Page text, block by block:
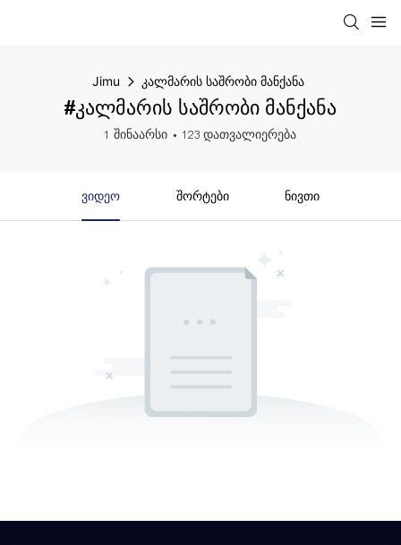
Jimu კალმარის საშრობი მანქანა
#კალმარის საშრობი მანქანა
1 შინაარსი 123 დათვალიერება
Ვიდეო Შორტები Ნივთი